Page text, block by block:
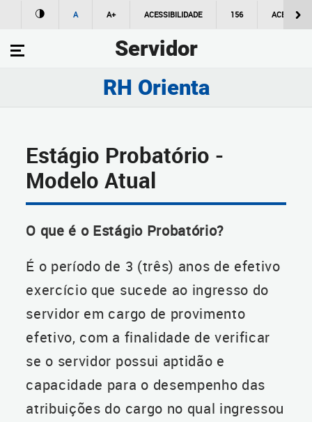
A A+ ACESSIBILIDADE 156 ACESSO À
Servidor
RH Orienta
Estágio Probatório -
Modelo Atual
O que é o Estágio Probatório?
É o período de 3 (três) anos de efetivo
exercício que sucede ao ingresso do
servidor em cargo de provimento
efetivo, com a finalidade de verificar
se o servidor possui aptidão e
capacidade para o desempenho das
atribuições do cargo no qual ingressou